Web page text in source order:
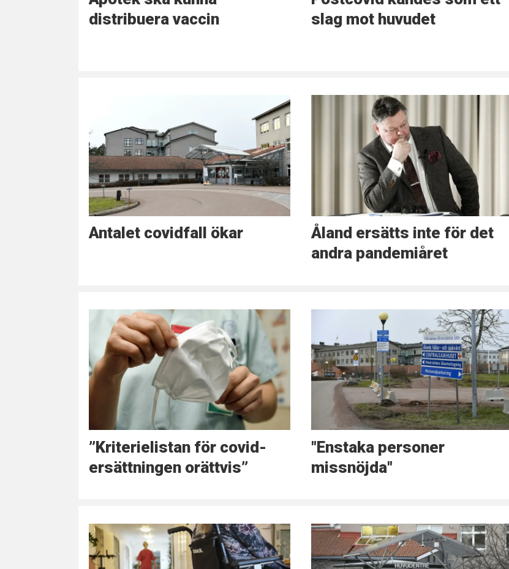
distribuera vaccin
slag mot huvudet
Antalet covidfall ökar
Åland ersätts inte för det
andra pandemiåret
”Kriterielistan för covid-
ersättningen orättvis”
"Enstaka personer
missnöjda"